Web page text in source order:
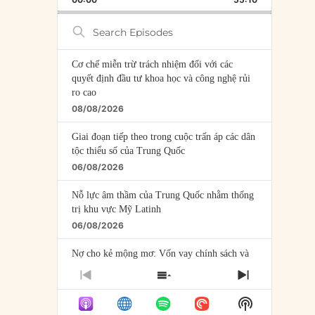
Search
Episodes
Cơ chế miễn trừ trách nhiệm đối với các
quyết định đầu tư khoa học và công nghệ rủi
ro cao
08/08/2026
Giai đoạn tiếp theo trong cuộc trấn áp các dân
tộc thiểu số của Trung Quốc
06/08/2026
Nỗ lực âm thầm của Trung Quốc nhằm thống
trị khu vực Mỹ Latinh
06/08/2026
Nợ cho kẻ mộng mơ: Vốn vay chính sách và
giới hạn của việc cho startup vay vốn
Mỹ Latinh đang trở thành “phòng thí nghiệm”
PREVIOUS
EPISODE
SHOW
EPISODES
LIST
NEXT
EPISODE
Show